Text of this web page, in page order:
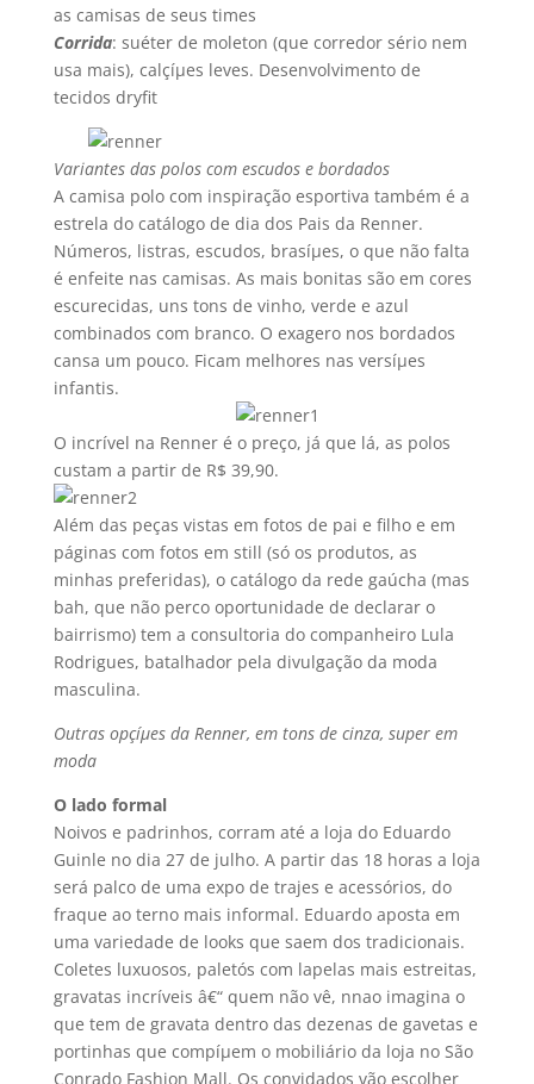
as camisas de seus times
Corrida: suéter de moleton (que corredor sério nem
usa mais), calçíµes leves. Desenvolvimento de
tecidos dryfit
Variantes das polos com escudos e bordados
A camisa polo com inspiração esportiva também é a
estrela do catálogo de dia dos Pais da Renner.
Números, listras, escudos, brasíµes, o que não falta
é enfeite nas camisas. As mais bonitas são em cores
escurecidas, uns tons de vinho, verde e azul
combinados com branco. O exagero nos bordados
cansa um pouco. Ficam melhores nas versíµes
infantis.
O incrí­vel na Renner é o preço, já que lá, as polos
custam a partir de R$ 39,90.
Além das peças vistas em fotos de pai e filho e em
páginas com fotos em still (só os produtos, as
minhas preferidas), o catálogo da rede gaúcha (mas
bah, que não perco oportunidade de declarar o
bairrismo) tem a consultoria do companheiro Lula
Rodrigues, batalhador pela divulgação da moda
masculina.
Outras opçíµes da Renner, em tons de cinza, super em
moda
O lado formal
Noivos e padrinhos, corram até a loja do Eduardo
Guinle no dia 27 de julho. A partir das 18 horas a loja
será palco de uma expo de trajes e acessórios, do
fraque ao terno mais informal. Eduardo aposta em
uma variedade de looks que saem dos tradicionais.
Coletes luxuosos, paletós com lapelas mais estreitas,
gravatas incrí­veis â€“ quem não vê, nnao imagina o
que tem de gravata dentro das dezenas de gavetas e
portinhas que compíµem o mobiliário da loja no São
Conrado Fashion Mall. Os convidados vão escolher